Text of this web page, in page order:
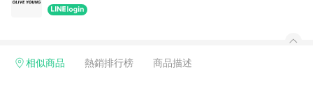
相似商品 熱銷排行榜 商品描述